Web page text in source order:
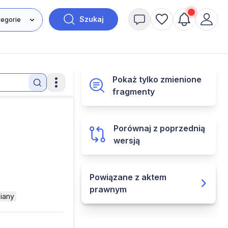
Szukaj
Pokaż tylko zmienione
fragmenty
Porównaj z poprzednią
wersją
Powiązane z aktem
prawnym